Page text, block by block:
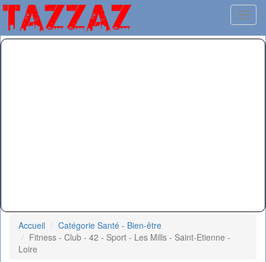
Accueil
Catégorie Santé - Bien-être
Fitness - Club - 42 - Sport - Les Mills - Saint-Etienne -
Loire